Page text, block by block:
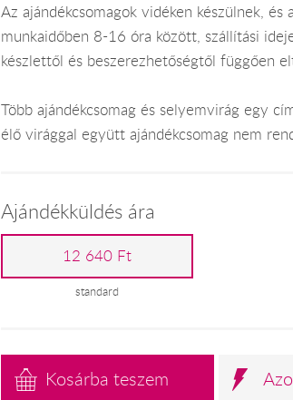
Az ajándékcsomagok vidéken készülnek,
munkaidőben 8-16 óra között, szállítási
készlettől és beszerezhetőségtől függően
Több ajándékcsomag és selyemvirág egy
élő virággal együtt ajándékcsomag nem
Ajándékküldés ára
12 640 Ft
standard
Kosárba teszem